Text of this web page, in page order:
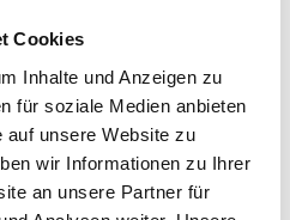
Cookies
Inhalte und Anzeigen zu
für soziale Medien anbieten
auf unsere Website zu
wir Informationen zu Ihrer
an unsere Partner für
Kl.A* SPF